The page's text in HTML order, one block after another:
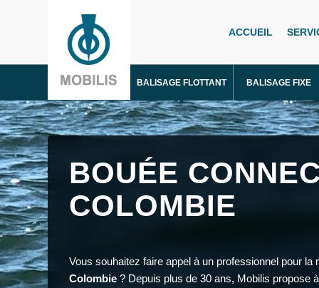
ACCUEIL
BALISAGE FLOTTANT BALISAGE FIXE
BOUÉE
COLOMBIE
Vous souhaitez faire appel à un professionnel pour la
Colombie ? Depuis plus de 30 ans, Mobilis propose